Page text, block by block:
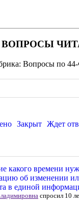
Вопросы по
Закрыт Ждет
какого времени
об изменении
в единой
спросил 10